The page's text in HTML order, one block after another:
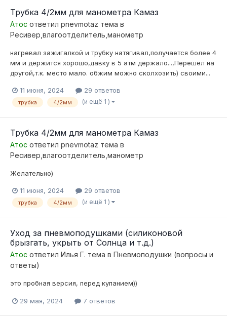
Трубка 4/2мм для манометра Камаз
Атос ответил pnevmotaz тема в
Ресивер,влагоотделитель,манометр
нагревал зажигалкой и трубку натягивал,получается более 4
мм и держится хорошо,давку в 5 атм держало...,Перешел на
другой,т.к. место мало. обжим можно сколхозить) своими...
11 июня, 2024 29 ответов
трубка 4/2мм (и ещё 1 )
Трубка 4/2мм для манометра Камаз
Атос ответил pnevmotaz тема в
Ресивер,влагоотделитель,манометр
Желательно)
11 июня, 2024 29 ответов
трубка 4/2мм (и ещё 1 )
Уход за пневмоподушками (силиконовой
брызгать, укрыть от Солнца и т.д.)
Атос ответил Илья Г. тема в Пневмоподушки (вопросы и
ответы)
это пробная версия, перед купанием))
29 мая, 2024 7 ответов